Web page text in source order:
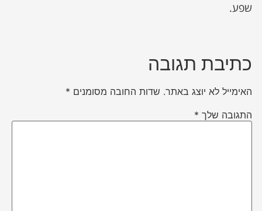
שפע.
כתיבת תגובה
האימייל לא יוצג באתר. שדות החובה מסומנים *
התגובה שלך *